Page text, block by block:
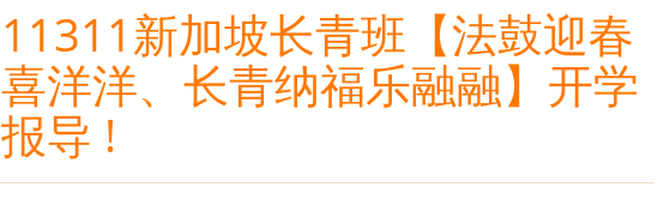
11311新加坡长青班【法鼓迎春
喜洋洋、长青纳福乐融融】开学
报导 !